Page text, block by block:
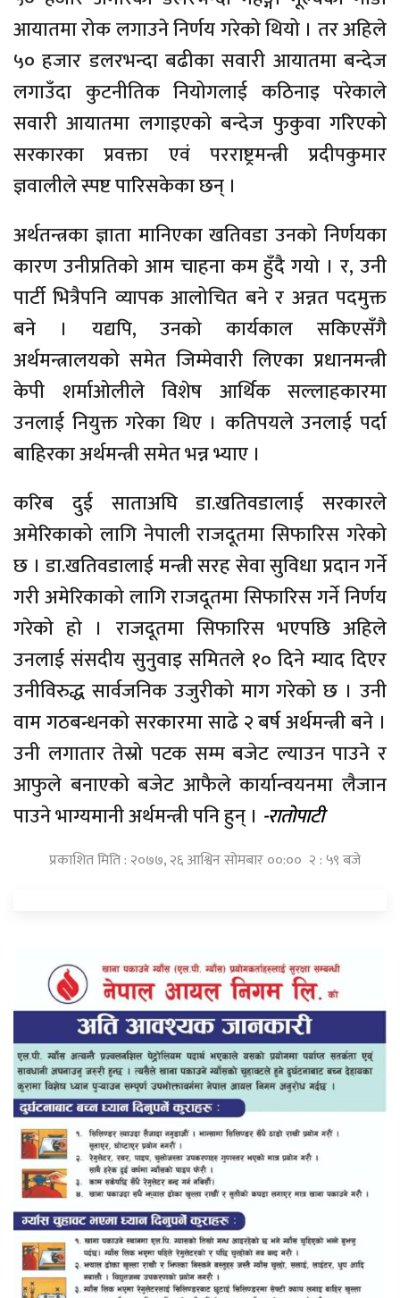
आयातमा रोक लगाउने निर्णय गरेको थियो । तर अहिले
५० हजार डलरभन्दा बढीका सवारी आयातमा बन्देज
लगाउँदा कुटनीतिक नियोगलाई कठिनाइ परेकाले
सवारी आयातमा लगाइएको बन्देज फुकुवा गरिएको
सरकारका प्रवक्ता एवं परराष्ट्रमन्त्री प्रदीपकुमार
ज्ञवालीले स्पष्ट पारिसकेका छन् ।
अर्थतन्त्रका ज्ञाता मानिएका खतिवडा उनको निर्णयका
कारण उनीप्रतिको आम चाहना कम हुँदै गयो । र, उनी
पार्टी भित्रैपनि व्यापक आलोचित बने र अन्नत पदमुक्त
बने । यद्यपि, उनको कार्यकाल सकिएसँगै
अर्थमन्त्रालयको समेत जिम्मेवारी लिएका प्रधानमन्त्री
केपी शर्माओलीले विशेष आर्थिक सल्लाहकारमा
उनलाई नियुक्त गरेका थिए । कतिपयले उनलाई पर्दा
बाहिरका अर्थमन्त्री समेत भन्न भ्याए ।
करिब दुई साताअघि डा.खतिवडालाई सरकारले
अमेरिकाको लागि नेपाली राजदूतमा सिफारिस गरेको
छ । डा.खतिवडालाई मन्त्री सरह सेवा सुविधा प्रदान गर्ने
गरी अमेरिकाको लागि राजदूतमा सिफारिस गर्ने निर्णय
गरेको हो । राजदूतमा सिफारिस भएपछि अहिले
उनलाई संसदीय सुनुवाइ समितले १० दिने म्याद दिएर
उनीविरुद्ध सार्वजनिक उजुरीको माग गरेको छ । उनी
वाम गठबन्धनको सरकारमा साढे २ बर्ष अर्थमन्त्री बने ।
उनी लगातार तेस्रो पटक सम्म बजेट ल्याउन पाउने र
आफुले बनाएको बजेट आफैले कार्यान्वयनमा लैजान
पाउने भाग्यमानी अर्थमन्त्री पनि हुन् । -रातोपाटी
प्रकाशित मिति : २०७७, २६ आश्विन सोमबार ००:०० २ : ५९ बजे